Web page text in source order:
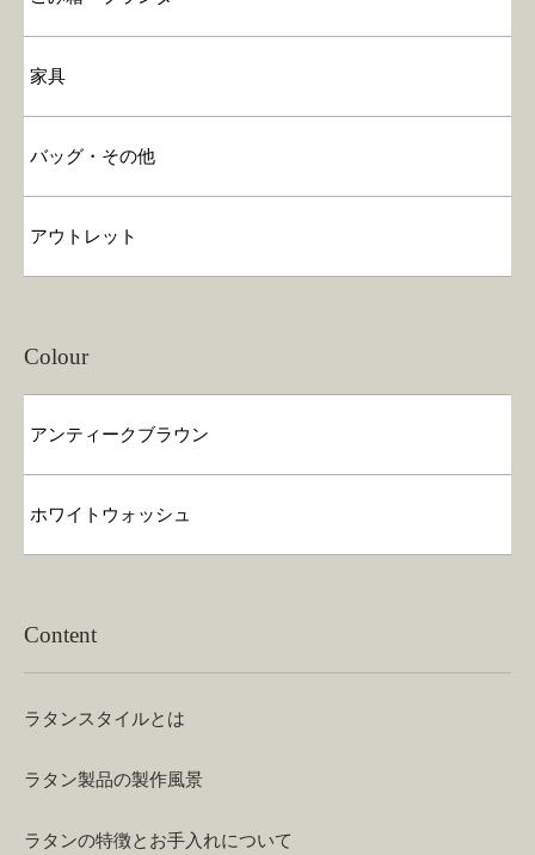
家具
バッグ・その他
アウトレット
Colour
アンティークブラウン
ホワイトウォッシュ
Content
ラタンスタイルとは
ラタン製品の製作風景
ラタンの特徴とお手入れについて